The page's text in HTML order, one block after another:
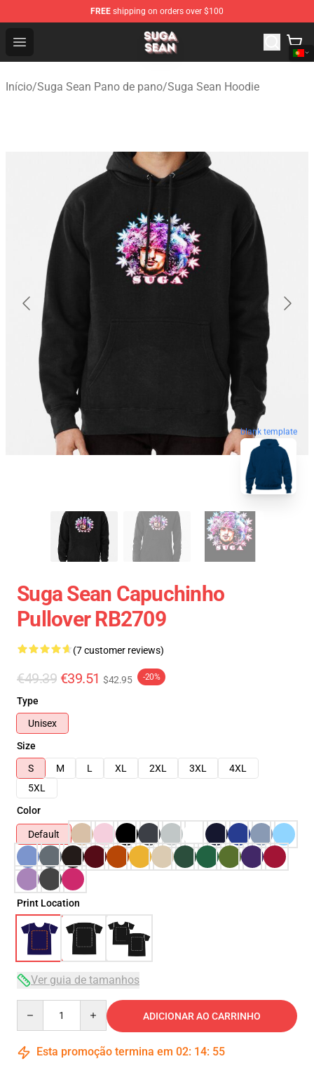
FREE shipping on orders over $100
Open menu
Suga Sean Shop - Official Suga Sean Merchandise Store
Início/Suga Sean Pano de pano/Suga Sean Hoodie
blank template
Suga Sean Capuchinho
Pullover RB2709
(7 customer reviews)
€49.39 €39.51 $42.95 -20%
Type
Unisex
Size
S
M L XL 2XL 3XL
4XL
5XL
Color
Default
Print Location
Ver guia de tamanhos
ADICIONAR AO CARRINHO
Esta promoção termina em 02: 14: 54